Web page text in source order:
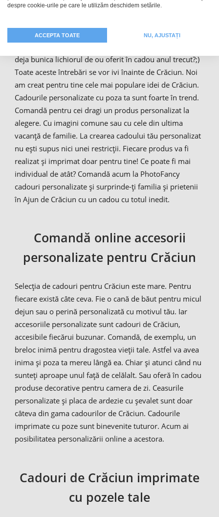
întreaga familie. Totul ar decurge perfect dacă nu ar fi
cadourilor ideale. Cum îmi voi surprinde anul acesta
deja bunica lichiorul de ou oferit în cadou anul trecut?;)
Toate aceste întrebări se vor ivi înainte de Crăciun. Noi
am creat pentru tine cele mai populare idei de Crăciun.
Cadourile personalizate cu poza ta sunt foarte în trend.
Comandă pentru cei dragi un produs personalizat la
alegere. Cu imagini comune sau cu cele din ultima
vacanță de familie. La crearea cadoului tău personalizat
nu ești supus nici unei restricții. Fiecare produs va fi
realizat și imprimat doar pentru tine! Ce poate fi mai
individual de atât? Comandă acum la PhotoFancy
cadouri personalizate și surprinde-ți familia și prietenii
în Ajun de Crăciun cu un cadou cu totul inedit.
Comandă online accesorii
personalizate pentru Crăciun
Selecția de cadouri pentru Crăciun este mare. Pentru
fiecare există câte ceva. Fie o cană de băut pentru micul
dejun sau o perină personalizată cu motivul tău. Iar
accesoriile personalizate sunt cadouri de Crăciun,
accesibile fiecărui buzunar. Comandă, de exemplu, un
breloc inimă pentru dragostea vieții tale. Astfel va avea
inima și poza ta mereu lângă ea. Chiar și atunci când nu
sunteți aproape unul față de celălalt. Sau oferă în cadou
produse decorative pentru camera de zi. Ceasurile
personalizate și placa de ardezie cu șevalet sunt doar
câteva din gama cadourilor de Crăciun. Cadourile
imprimate cu poze sunt binevenite tuturor. Acum ai
posibilitatea personalizării online a acestora.
Cadouri de Crăciun imprimate
cu pozele tale
despre cookie-urile pe care le utilizăm deschidem setările.
ACCEPTA TOATE NU, AJUSTAȚI